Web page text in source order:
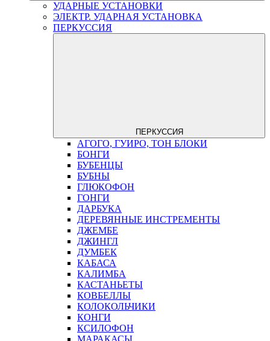
УДАРНЫЕ УСТАНОВКИ
ЭЛЕКТР. УДАРНАЯ УСТАНОВКА
ПЕРКУССИЯ
ПЕРКУССИЯ
АГОГО, ГУИРО, ТОН БЛОКИ
БОНГИ
БУБЕНЦЫ
БУБНЫ
ГЛЮКОФОН
ГОНГИ
ДАРБУКА
ДЕРЕВЯННЫЕ ИНСТРЕМЕНТЫ
ДЖЕМБЕ
ДЖИНГЛ
ДУМБЕК
КАБАСА
КАЛИМБА
КАСТАНЬЕТЫ
КОВБЕЛЛЫ
КОЛОКОЛЬЧИКИ
КОНГИ
КСИЛОФОН